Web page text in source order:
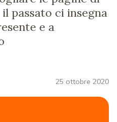
passato ci insegna
e a
25 ottobre 2020